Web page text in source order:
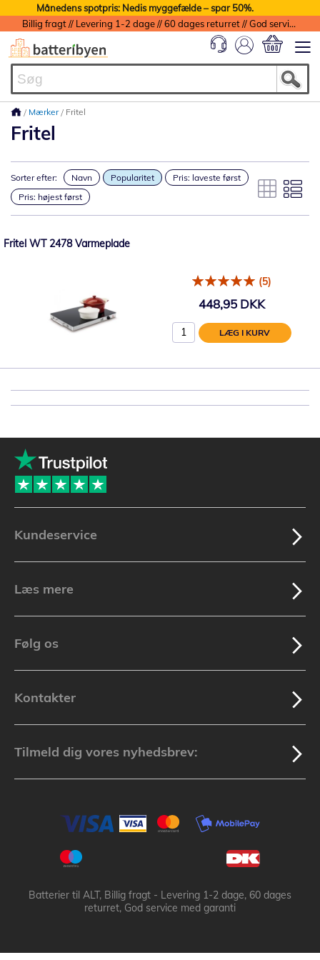
Månedens spotpris: Nedis myggefælde – spar 50%.
Billig fragt // Levering 1-2 dage // 60 dages returret // God service med garanti
Mærker Fritel
Fritel
Sorter efter: Navn Popularitet
Pris: laveste først
Pris: højest først
Fritel WT 2478 Varmeplade
(5)
448,95 DKK
LÆG I KURV
Kundeservice
Læs mere
Følg os
Kontakter
Tilmeld dig vores nyhedsbrev:
Batterier til ALT, Billig fragt - Levering 1-2 dage, 60 dages
returret, God service med garanti